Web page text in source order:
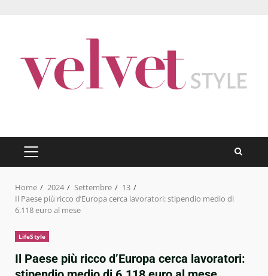
PRIMARY
MENU
Home 2024 Settembre
13
Il Paese più ricco d’Europa cerca lavoratori: stipendio medio di
6.118 euro al mese
LifeStyle
Il Paese più ricco d’Europa cerca lavoratori: